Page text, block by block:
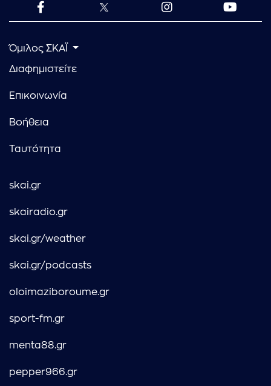
Όμιλος ΣΚΑΪ
Διαφημιστείτε
Επικοινωνία
Βοήθεια
Ταυτότητα
skai.gr
skairadio.gr
skai.gr/weather
skai.gr/podcasts
oloimaziboroume.gr
sport-fm.gr
menta88.gr
pepper966.gr